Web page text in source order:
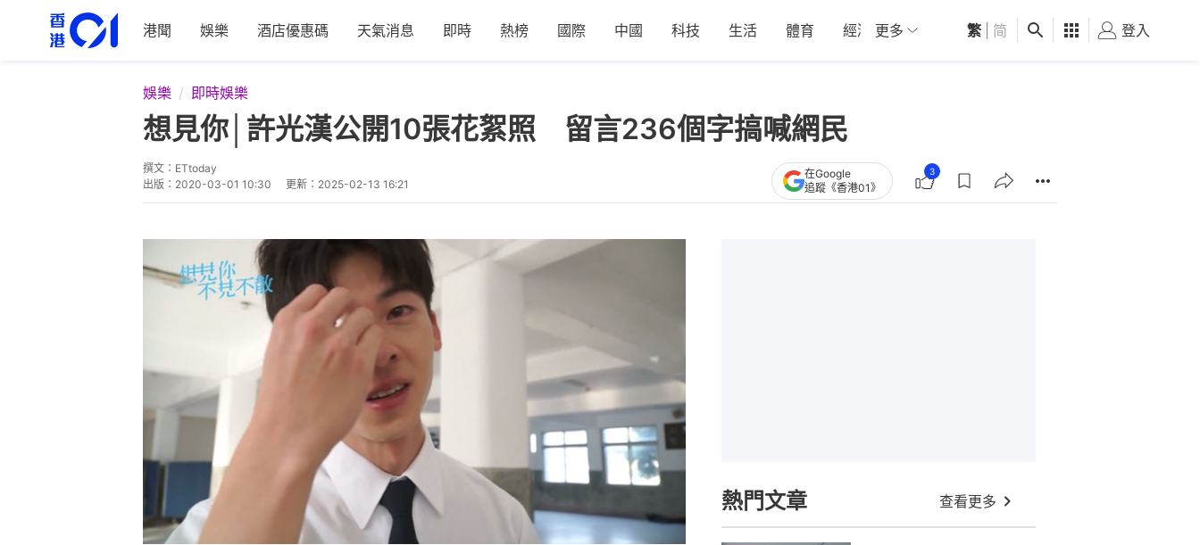
港聞 娛樂 酒店優惠碼 天氣消息 即時 熱榜 國際 中國 科技 生活 體育 經濟 01深圳 觀點 健康 好食玩飛
更多 繁 简 登入
娛樂 即時娛樂
想見你│許光漢公開10張花絮照 留言236個字搞喊網民
撰文： ETtoday
出版： 2020-03-01 10:30 更新： 2025-02-13 16:21
在Google
追蹤《香港01》
3
熱門文章 查看更多